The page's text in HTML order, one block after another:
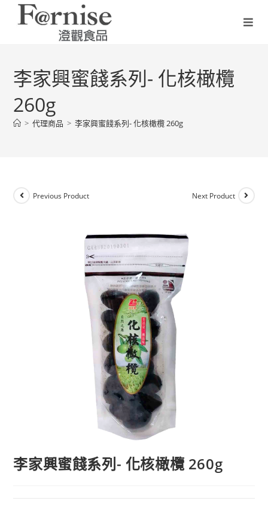
李家興蜜餞系列- 化核橄欖
260g
> 代理商品 > 李家興蜜餞系列- 化核橄欖 260g
Previous Product Next Product
李家興蜜餞系列- 化核橄欖 260g